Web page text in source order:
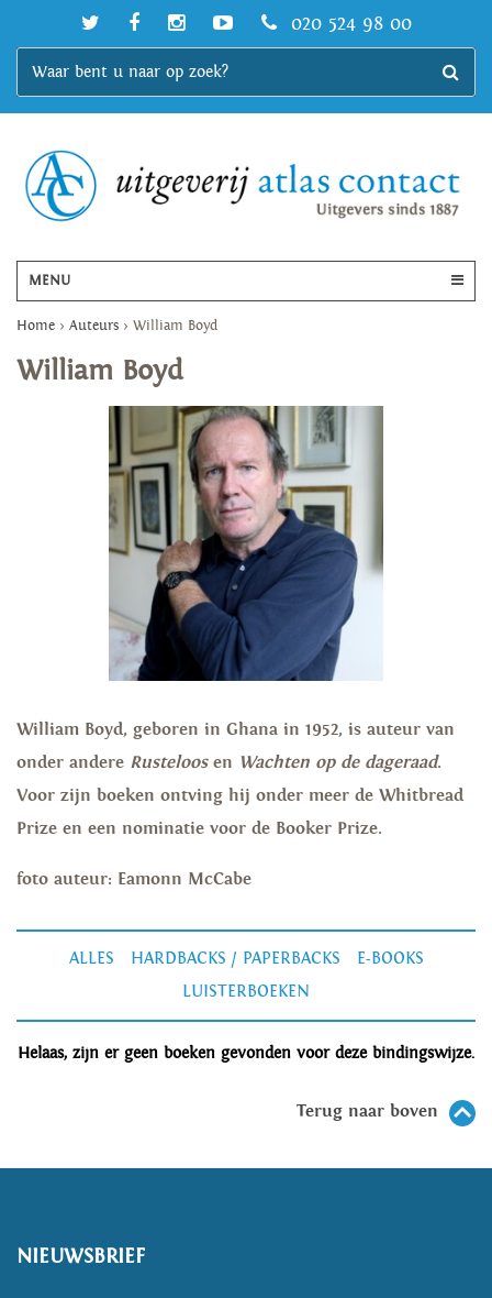
020 524 98 00
MENU
Home > Auteurs > William Boyd
William Boyd
William Boyd, geboren in Ghana in 1952, is auteur van
onder andere Rusteloos en Wachten op de dageraad.
Voor zijn boeken ontving hij onder meer de Whitbread
Prize en een nominatie voor de Booker Prize.
foto auteur: Eamonn McCabe
ALLES HARDBACKS / PAPERBACKS
E-BOOKS
LUISTERBOEKEN
Helaas, zijn er geen boeken gevonden voor deze bindingswijze.
Terug naar boven
NIEUWSBRIEF